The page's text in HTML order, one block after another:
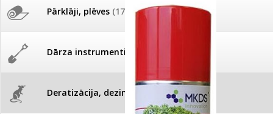
Pārklāji, plēves (173)
Dārza instrumenti un tehnika
Deratizācija, dezinsekcija (95)
Tagad Vitrol GB arī 20kg
Tomātu diena 21.augustā